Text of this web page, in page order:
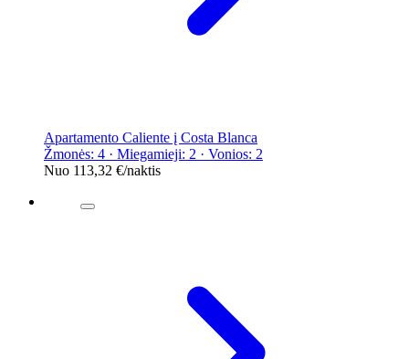
Apartamento Caliente į Costa Blanca
Žmonės: 4 · Miegamieji: 2 · Vonios: 2
Nuo 113,32 €/naktis